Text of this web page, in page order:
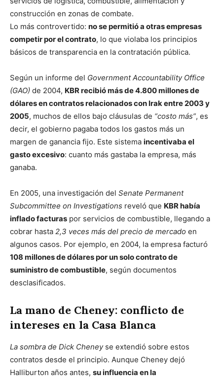
construcción en zonas de combate.
Lo más controvertido: no se permitió a otras empresas
competir por el contrato, lo que violaba los principios
básicos de transparencia en la contratación pública.
Según un informe del Government Accountability Office
(GAO) de 2004, KBR recibió más de 4.800 millones de
dólares en contratos relacionados con Irak entre 2003 y
2005, muchos de ellos bajo cláusulas de “costo más”, es
decir, el gobierno pagaba todos los gastos más un
margen de ganancia fijo. Este sistema incentivaba el
gasto excesivo: cuanto más gastaba la empresa, más
ganaba.
En 2005, una investigación del Senate Permanent
Subcommittee on Investigations reveló que KBR había
inflado facturas por servicios de combustible, llegando a
cobrar hasta 2,3 veces más del precio de mercado en
algunos casos. Por ejemplo, en 2004, la empresa facturó
108 millones de dólares por un solo contrato de
suministro de combustible, según documentos
desclasificados.
La mano de Cheney: conflicto de
intereses en la Casa Blanca
La sombra de Dick Cheneyse extendió sobre estos
contratos desde el principio. Aunque Cheney dejó
Halliburton años antes, su influencia en la